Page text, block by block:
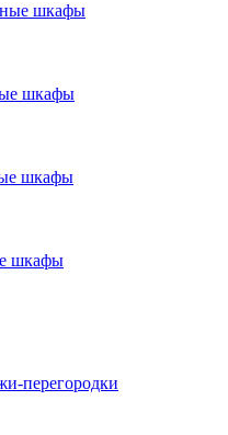
шкафы
шкафы
шкафы
шкафы
перегородки